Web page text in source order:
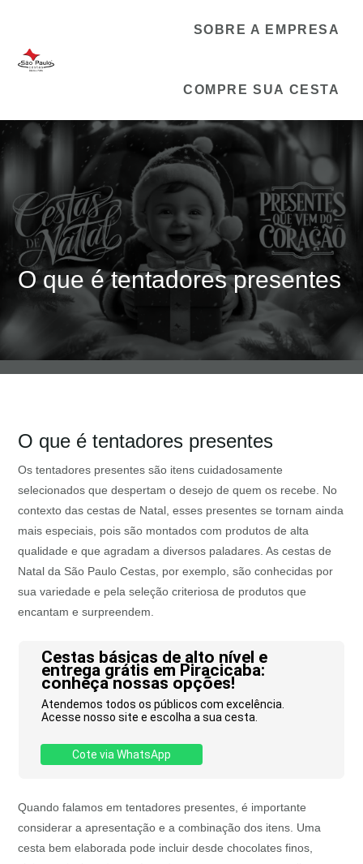
SOBRE A EMPRESA
COMPRE SUA CESTA
O que é tentadores presentes
O que é tentadores presentes
Os tentadores presentes são itens cuidadosamente
selecionados que despertam o desejo de quem os recebe. No
contexto das cestas de Natal, esses presentes se tornam ainda
mais especiais, pois são montados com produtos de alta
qualidade e que agradam a diversos paladares. As cestas de
Natal da São Paulo Cestas, por exemplo, são conhecidas por
sua variedade e pela seleção criteriosa de produtos que
encantam e surpreendem.
Cestas básicas de alto nível e
entrega grátis em Piracicaba:
conheça nossas opções!
Atendemos todos os públicos com excelência.
Acesse nosso site e escolha a sua cesta.
Cote via WhatsApp
Quando falamos em tentadores presentes, é importante
considerar a apresentação e a combinação dos itens. Uma
cesta bem elaborada pode incluir desde chocolates finos,